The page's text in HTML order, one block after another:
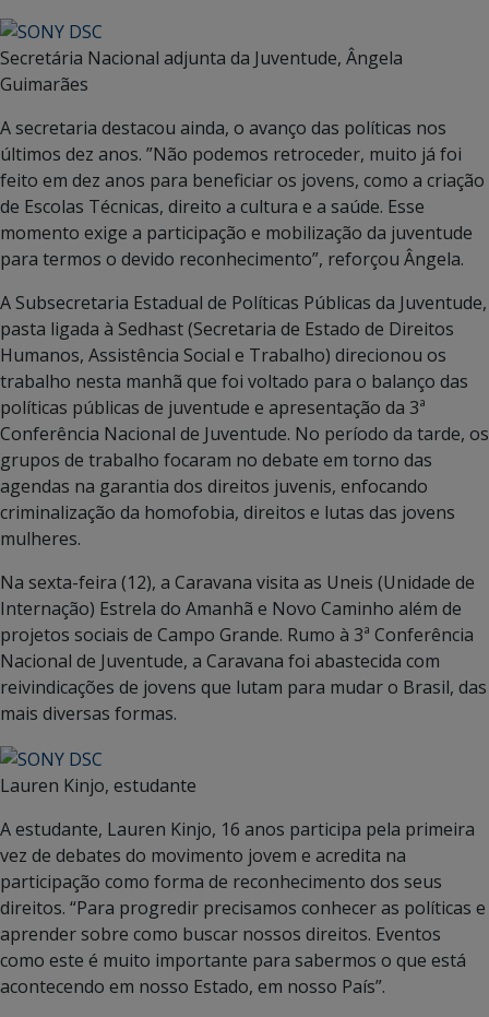
Secretária Nacional adjunta da Juventude, Ângela
Guimarães
A secretaria destacou ainda, o avanço das políticas nos
últimos dez anos. ”Não podemos retroceder, muito já foi
feito em dez anos para beneficiar os jovens, como a criação
de Escolas Técnicas, direito a cultura e a saúde. Esse
momento exige a participação e mobilização da juventude
para termos o devido reconhecimento”, reforçou Ângela.
A Subsecretaria Estadual de Políticas Públicas da Juventude,
pasta ligada à Sedhast (Secretaria de Estado de Direitos
Humanos, Assistência Social e Trabalho) direcionou os
trabalho nesta manhã que foi voltado para o balanço das
políticas públicas de juventude e apresentação da 3ª
Conferência Nacional de Juventude. No período da tarde, os
grupos de trabalho focaram no debate em torno das
agendas na garantia dos direitos juvenis, enfocando
criminalização da homofobia, direitos e lutas das jovens
mulheres.
Na sexta-feira (12), a Caravana visita as Uneis (Unidade de
Internação) Estrela do Amanhã e Novo Caminho além de
projetos sociais de Campo Grande. Rumo à 3ª Conferência
Nacional de Juventude, a Caravana foi abastecida com
reivindicações de jovens que lutam para mudar o Brasil, das
mais diversas formas.
Lauren Kinjo, estudante
A estudante, Lauren Kinjo, 16 anos participa pela primeira
vez de debates do movimento jovem e acredita na
participação como forma de reconhecimento dos seus
direitos. “Para progredir precisamos conhecer as políticas e
aprender sobre como buscar nossos direitos. Eventos
como este é muito importante para sabermos o que está
acontecendo em nosso Estado, em nosso País”.